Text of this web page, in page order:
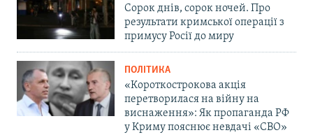
Сорок днів, сорок ночей. Про
результати кримської операції з
примусу Росії до миру
ПОЛІТИКА
«Короткострокова акція
перетворилася на війну на
виснаження»: Як пропаганда РФ
у Криму пояснює невдачі «СВО»